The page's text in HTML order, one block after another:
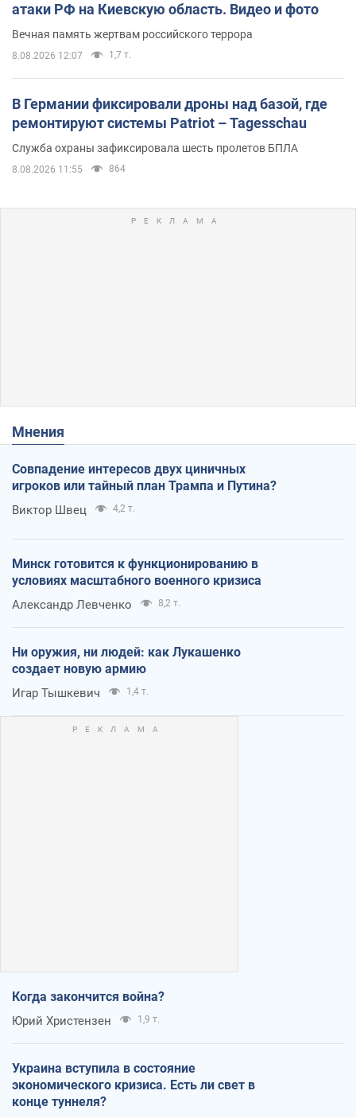
атаки РФ на Киевскую область. Видео и фото
Вечная память жертвам российского террора
8.08.2026 12:07 1,7 т.
В Германии фиксировали дроны над базой, где
ремонтируют системы Patriot – Tagesschau
Служба охраны зафиксировала шесть пролетов БПЛА
8.08.2026 11:55 864
Мнения
Совпадение интересов двух циничных
игроков или тайный план Трампа и Путина?
Виктор Швец 4,2 т.
Минск готовится к функционированию в
условиях масштабного военного кризиса
Александр Левченко 8,2 т.
Ни оружия, ни людей: как Лукашенко
создает новую армию
Игар Тышкевич 1,4 т.
Когда закончится война?
Юрий Христензен 1,9 т.
Украина вступила в состояние
экономического кризиса. Есть ли свет в
конце туннеля?